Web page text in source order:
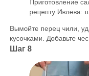
Приготовление
рецепту Ивлева:
Вымойте перец чили,
кусочками. Добавьте
Шаг 8